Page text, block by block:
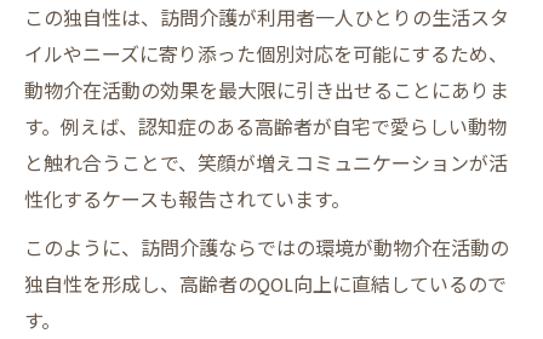
この独自性は、訪問介護が利用者一人ひとりの生活スタ
イルやニーズに寄り添った個別対応を可能にするため、
動物介在活動の効果を最大限に引き出せることにありま
す。例えば、認知症のある高齢者が自宅で愛らしい動物
と触れ合うことで、笑顔が増えコミュニケーションが活
性化するケースも報告されています。
このように、訪問介護ならではの環境が動物介在活動の
独自性を形成し、高齢者のQOL向上に直結しているので
す。